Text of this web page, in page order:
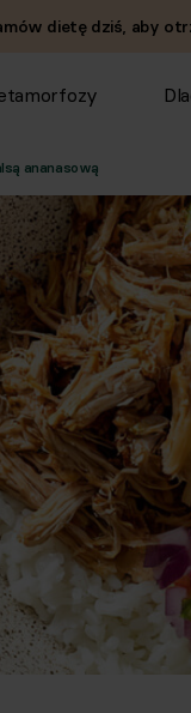
dietę dziś, aby
ananasową